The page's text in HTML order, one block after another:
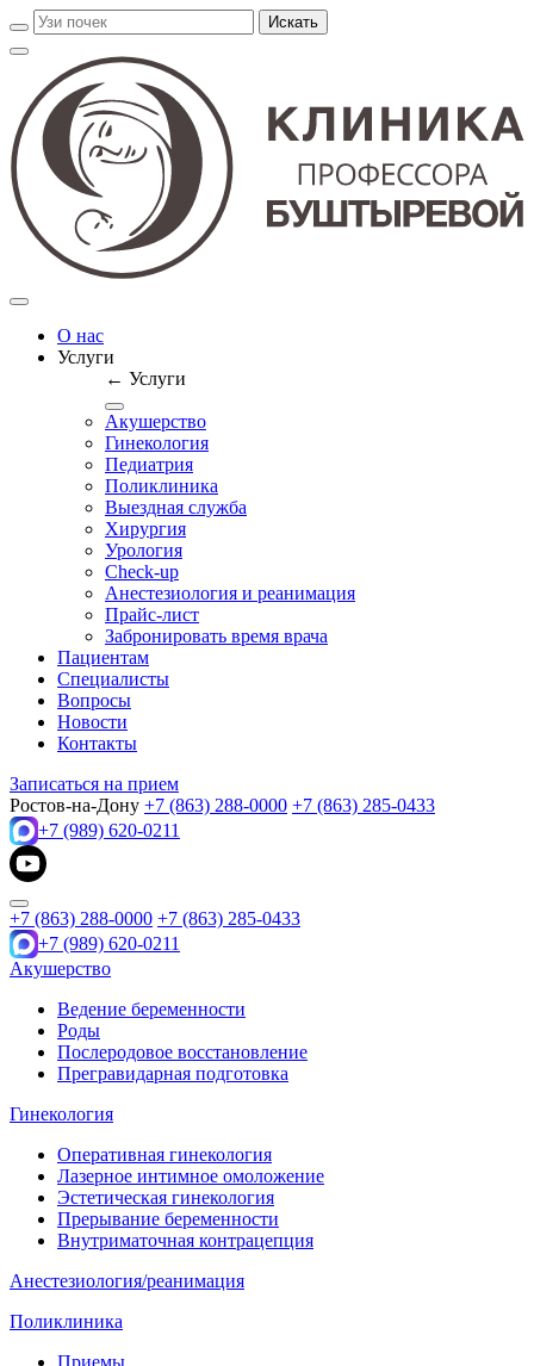
О нас
Услуги
← Услуги
Акушерство
Гинекология
Педиатрия
Поликлиника
Выездная служба
Хирургия
Урология
Check-up
Анестезиология и реанимация
Прайс-лист
Забронировать время врача
Пациентам
Специалисты
Вопросы
Новости
Контакты
Записаться на прием
Ростов-на-Дону +7 (863) 288-0000 +7 (863) 285-0433
+7 (989) 620-0211
+7 (863) 288-0000 +7 (863) 285-0433
+7 (989) 620-0211
Акушерство
Ведение беременности
Роды
Послеродовое восстановление
Прегравидарная подготовка
Гинекология
Оперативная гинекология
Лазерное интимное омоложение
Эстетическая гинекология
Прерывание беременности
Внутриматочная контрацепция
Анестезиология/реанимация
Поликлиника
Приемы